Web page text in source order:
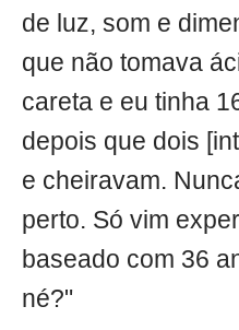
de luz, som e
que não tomava
careta e eu tinha
depois que dois
e cheiravam.
perto. Só vim
baseado com 36
né?"